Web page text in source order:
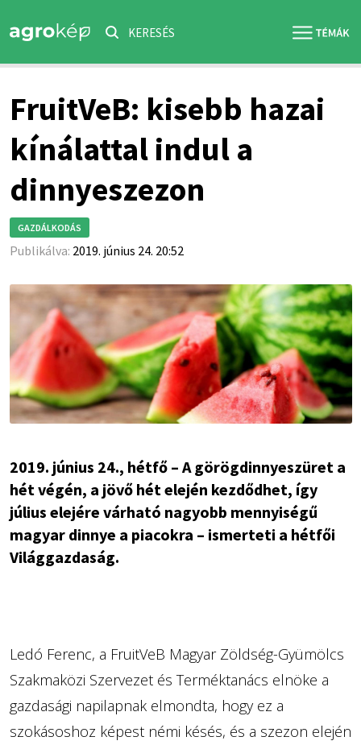
KERESÉS
FruitVeB: kisebb hazai
kínálattal indul a
dinnyeszezon
GAZDÁLKODÁS
Publikálva: 2019. június 24. 20:52
2019. június 24., hétfő – A görögdinnyeszüret a
hét végén, a jövő hét elején kezdődhet, így
július elejére várható nagyobb mennyiségű
magyar dinnye a piacokra – ismerteti a hétfői
Világgazdaság.
Ledó Ferenc, a FruitVeB Magyar Zöldség-Gyümölcs
Szakmaközi Szervezet és Terméktanács elnöke a
gazdasági napilapnak elmondta, hogy ez a
szokásoshoz képest némi késés, és a szezon elején